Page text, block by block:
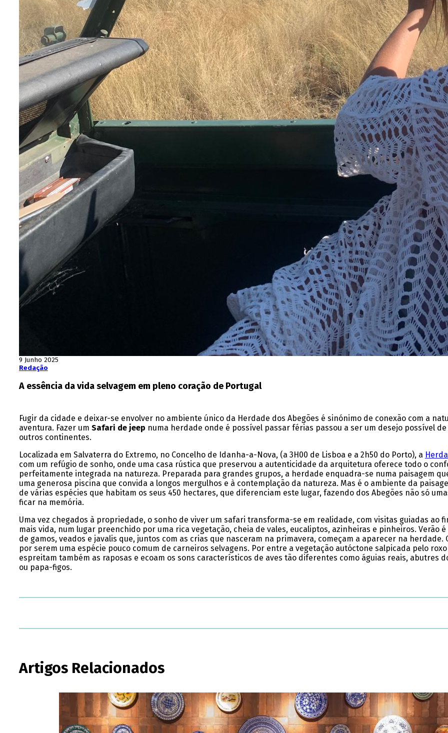
9 Junho 2025
Redação
A essência da vida selvagem em pleno coração de Portugal
Fugir da cidade e deixar-se envolver no ambiente único da Herdade dos Abegões é sinónimo de conexão com a
aventura. Fazer um Safari de jeep numa herdade onde é possível passar férias passou a ser um desejo possível
outros continentes.
Localizada em Salvaterra do Extremo, no Concelho de Idanha-a-Nova, (a 3H00 de Lisboa e a 2h50 do Porto), a
com um refúgio de sonho, onde uma casa rústica que preservou a autenticidade da arquitetura oferece todo o
perfeitamente integrada na natureza. Preparada para grandes grupos, a herdade enquadra-se numa paisagem
uma generosa piscina que convida a longos mergulhos e à contemplação da natureza. Mas é o ambiente da
de várias espécies que habitam os seus 450 hectares, que diferenciam este lugar, fazendo dos Abegões não só
ficar na memória.
Uma vez chegados à propriedade, o sonho de viver um safari transforma-se em realidade, com visitas guiadas ao
mais vida, num lugar preenchido por uma rica vegetação, cheia de vales, eucaliptos, azinheiras e pinheiros. Verão
de gamos, veados e javalis que, juntos com as crias que nasceram na primavera, começam a aparecer na herdade.
por serem uma espécie pouco comum de carneiros selvagens. Por entre a vegetação autóctone salpicada pelo
espreitam também as raposas e ecoam os sons característicos de aves tão diferentes como águias reais, abutres
ou papa-figos.
Artigos Relacionados